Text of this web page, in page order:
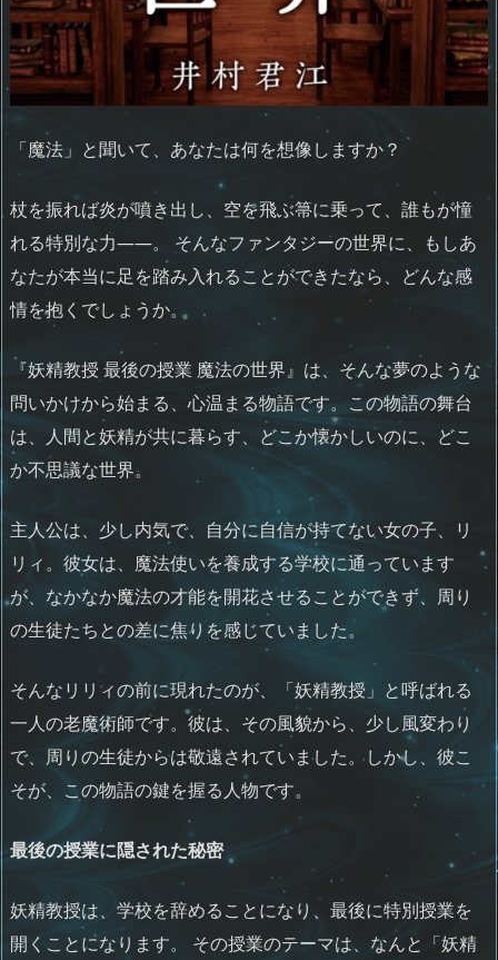
「魔法」と聞いて、あなたは何を想像しますか？
杖を振れば炎が噴き出し、空を飛ぶ箒に乗って、誰もが憧
れる特別な力――。 そんなファンタジーの世界に、もしあ
なたが本当に足を踏み入れることができたなら、どんな感
情を抱くでしょうか。
『妖精教授 最後の授業 魔法の世界』は、そんな夢のような
問いかけから始まる、心温まる物語です。この物語の舞台
は、人間と妖精が共に暮らす、どこか懐かしいのに、どこ
か不思議な世界。
主人公は、少し内気で、自分に自信が持てない女の子、リ
リィ。彼女は、魔法使いを養成する学校に通っています
が、なかなか魔法の才能を開花させることができず、周り
の生徒たちとの差に焦りを感じていました。
そんなリリィの前に現れたのが、「妖精教授」と呼ばれる
一人の老魔術師です。彼は、その風貌から、少し風変わり
で、周りの生徒からは敬遠されていました。しかし、彼こ
そが、この物語の鍵を握る人物です。
最後の授業に隠された秘密
妖精教授は、学校を辞めることになり、最後に特別授業を
開くことになります。 その授業のテーマは、なんと「妖精